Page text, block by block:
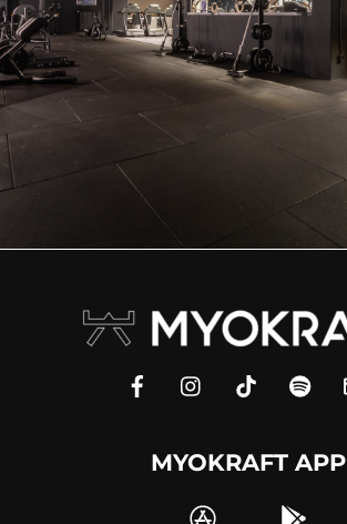
MYOKRAFT APP